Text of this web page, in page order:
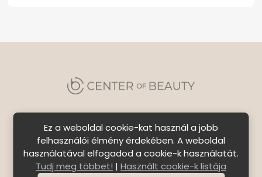
Szállítási feltételek|Általános Szerződési
Feltételek|Bejelentkezés
Ez a weboldal cookie-kat használ a jobb
felhasználói élmény érdekében. A weboldal
használatával elfogadod a cookie-k használatát.
Tudj meg többet! | Használt cookie-k listája